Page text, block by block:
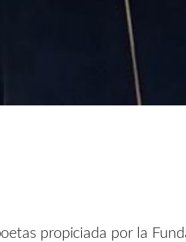
propiciada por la